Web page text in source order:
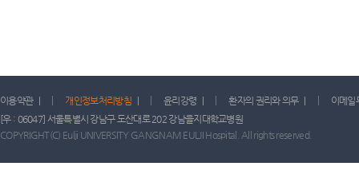
이용약관| 개인정보처리방침| 윤리강령 환자의 권리와 의무|
이메일
[우 : 06047] 서울특별시 강남구 도산대로 202 강남을지대학교병원
COPYRIGHT(C) Eulji UNIVERSITY GANGNAM EULJI Hospital. All rights reserved.